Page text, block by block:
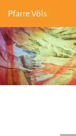
Pfarre Völs